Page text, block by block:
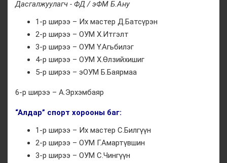
Дасгалжуулагч - ФД / эФМ Б.Ану
1-р ширээ – Их мастер Д.Батсүрэн
2-р ширээ – ОУМ Х.Итгэлт
3-р ширээ – ОУМ Ү.Агьбилэг
4-р ширээ – ОУМ Х.Өлзийхишиг
5-р ширээ – эОУМ Б.Баярмаа
6-р ширээ – А.Эрхэмбаяр
“Алдар” спорт хорооны баг:
1-р ширээ – Их мастер С.Билгүүн
2-р ширээ – ОУМ Г.Амартүвшин
3-р ширээ – ОУМ С.Чингүүн